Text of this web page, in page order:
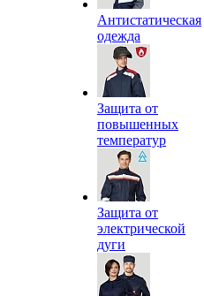
Антистатическая
одежда
Защита от
повышенных
температур
Защита от
электрической
дуги